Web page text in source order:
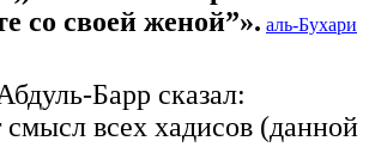
со своей женой”». аль-Бухари
Барр сказал:
смысл всех хадисов (данной